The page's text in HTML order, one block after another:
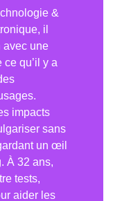
&
il
avec une
qu’il y a
impacts
sans
un œil
À 32 ans,
tests,
aider les